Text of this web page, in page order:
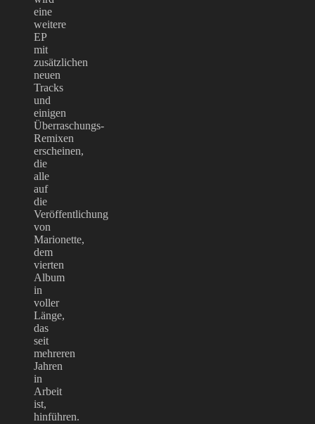
eine
weitere
EP
mit
zusätzlichen
neuen
Tracks
und
einigen
Überraschungs-
Remixen
erscheinen,
die
alle
auf
die
Veröffentlichung
von
Marionette,
dem
vierten
Album
in
voller
Länge,
das
seit
mehreren
Jahren
in
Arbeit
ist,
hinführen.